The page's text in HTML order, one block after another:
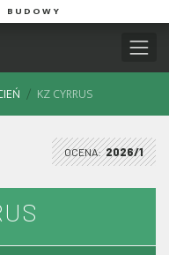
BUDOWY
KZ CYRRUS
OCENA: 2026/1